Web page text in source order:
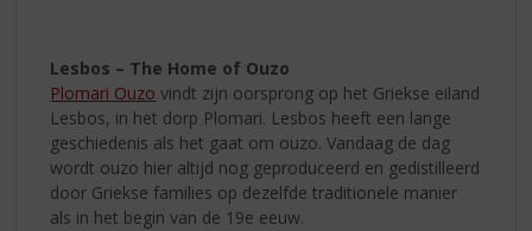
Lesbos – The Home of Ouzo
Plomari Ouzo vindt zijn oorsprong op het Griekse eiland
Lesbos, in het dorp Plomari. Lesbos heeft een lange
geschiedenis als het gaat om ouzo. Vandaag de dag
wordt ouzo hier altijd nog geproduceerd en gedistilleerd
door Griekse families op dezelfde traditionele manier
als in het begin van de 19e eeuw.